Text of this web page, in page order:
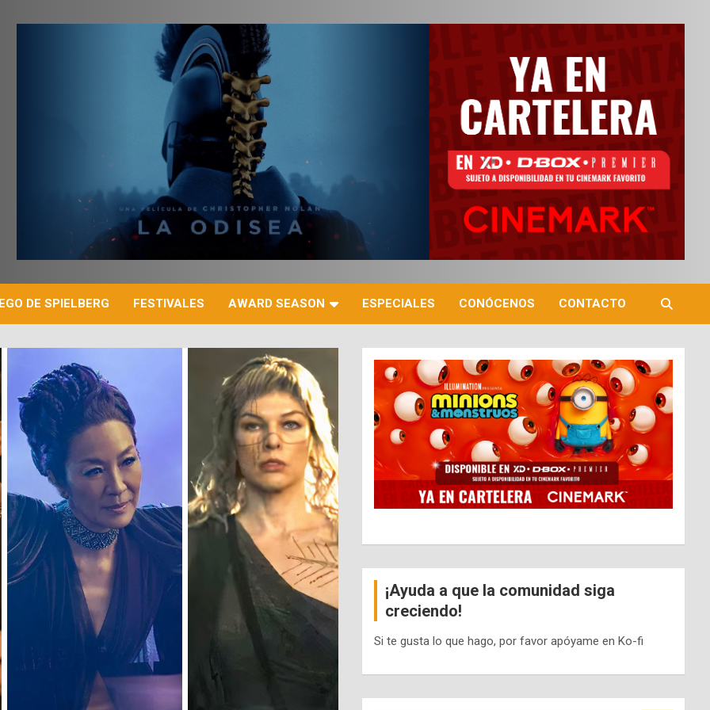
DE SPIELBERG FESTIVALES AWARD SEASON ESPECIALES CONÓCENOS CONTACTO
¡Ayuda a que la comunidad siga
creciendo!
Si te gusta lo que hago, por favor apóyame en Ko-fi